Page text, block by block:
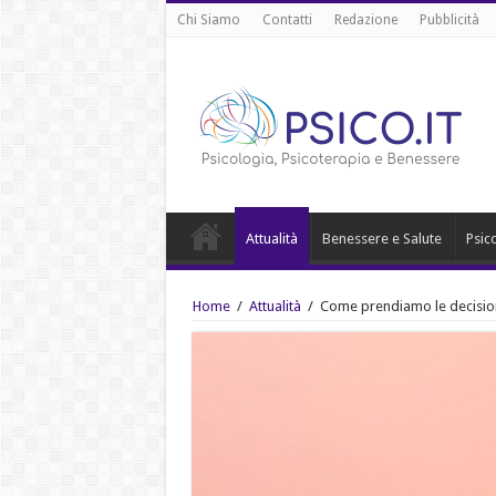
Chi Siamo Contatti Redazione Pubblicità
Attualità Benessere e Salute
Home / Attualità / Come prendiamo le